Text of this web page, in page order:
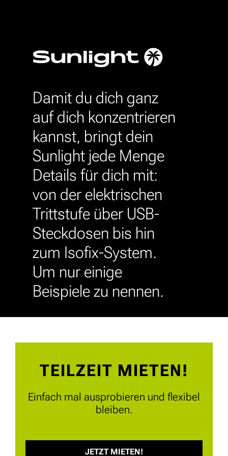
Damit du dich ganz
auf dich konzentrieren
kannst, bringt dein
Sunlight jede Menge
Details für dich mit:
von der elektrischen
Trittstufe über USB-
Steckdosen bis hin
zum Isofix-System.
Um nur einige
Beispiele zu nennen.
TEILZEIT MIETEN!
Einfach mal ausprobieren und flexibel
bleiben.
JETZT MIETEN!